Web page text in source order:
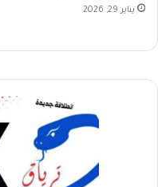
يناير 29, 2026